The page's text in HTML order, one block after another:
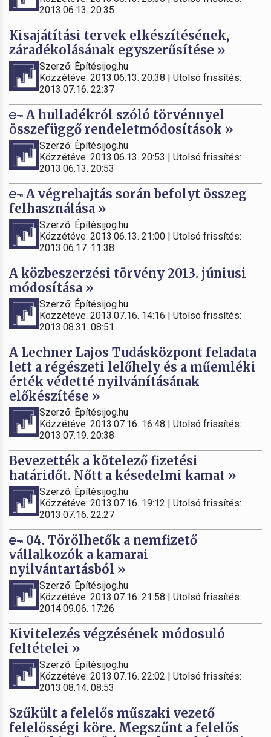
2013.06.13. 20:35
Kisajátítási tervek elkészítésének,
záradékolásának egyszerűsítése »
Szerző: Építésijog.hu
Közzétéve: 2013.06.13. 20:38 | Utolsó frissítés:
2013.07.16. 22:37
A hulladékról szóló törvénnyel
összefüggő rendeletmódosítások »
Szerző: Építésijog.hu
Közzétéve: 2013.06.13. 20:53 | Utolsó frissítés:
2013.06.13. 20:53
A végrehajtás során befolyt összeg
felhasználása »
Szerző: Építésijog.hu
Közzétéve: 2013.06.13. 21:00 | Utolsó frissítés:
2013.06.17. 11:38
A közbeszerzési törvény 2013. júniusi
módosítása »
Szerző: Építésijog.hu
Közzétéve: 2013.07.16. 14:16 | Utolsó frissítés:
2013.08.31. 08:51
A Lechner Lajos Tudásközpont feladata
lett a régészeti lelőhely és a műemléki
érték védetté nyilvánításának
előkészítése »
Szerző: Építésijog.hu
Közzétéve: 2013.07.16. 16:48 | Utolsó frissítés:
2013.07.19. 20:38
Bevezették a kötelező fizetési
határidőt. Nőtt a késedelmi kamat »
Szerző: Építésijog.hu
Közzétéve: 2013.07.16. 19:12 | Utolsó frissítés:
2013.07.16. 22:27
04. Törölhetők a nemfizető
vállalkozók a kamarai
nyilvántartásból »
Szerző: Építésijog.hu
Közzétéve: 2013.07.16. 21:58 | Utolsó frissítés:
2014.09.06. 17:26
Kivitelezés végzésének módosuló
feltételei »
Szerző: Építésijog.hu
Közzétéve: 2013.07.16. 22:02 | Utolsó frissítés:
2013.08.14. 08:53
Szűkült a felelős műszaki vezető
felelősségi köre. Megszűnt a felelős